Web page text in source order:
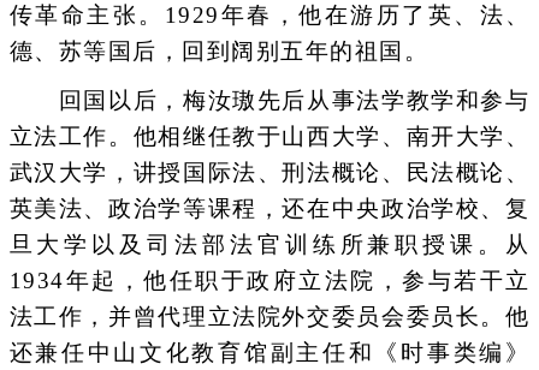
传革命主张。1929年春，他在游历了英、法、
德、苏等国后，回到阔别五年的祖国。
回国以后，梅汝璈先后从事法学教学和参与
立法工作。他相继任教于山西大学、南开大学、
武汉大学，讲授国际法、刑法概论、民法概论、
英美法、政治学等课程，还在中央政治学校、复
旦大学以及司法部法官训练所兼职授课。从
1934年起，他任职于政府立法院，参与若干立
法工作，并曾代理立法院外交委员会委员长。他
还兼任中山文化教育馆副主任和《时事类编》